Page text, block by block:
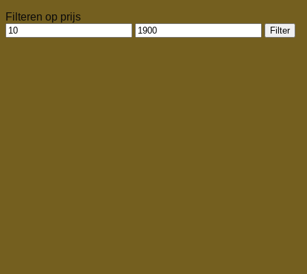
Filteren op prijs
Min.
prijs
Max.
prijs
Filter